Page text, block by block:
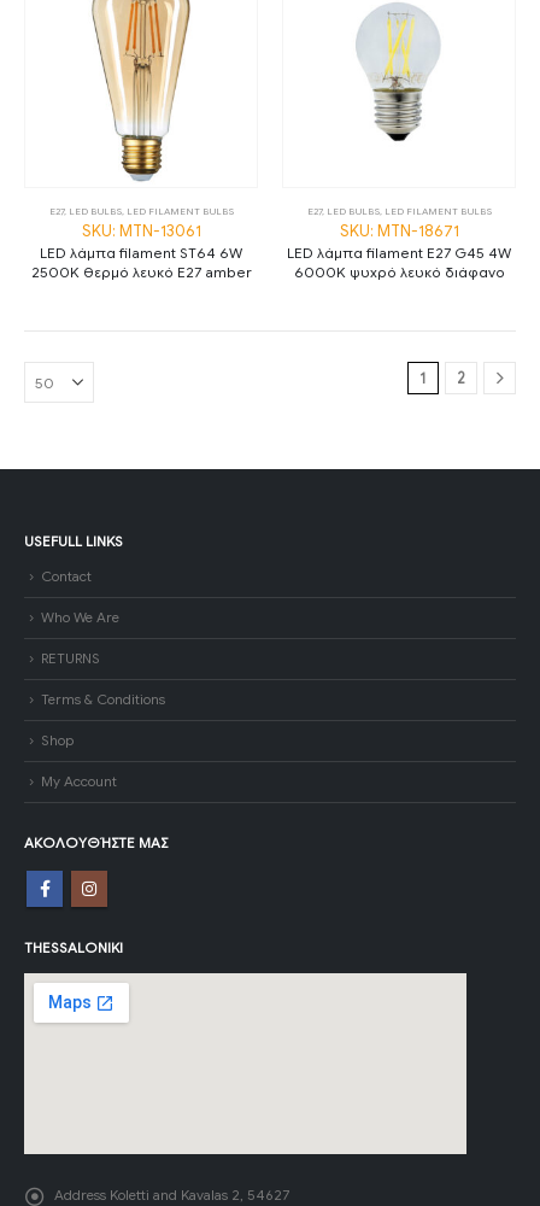
E27, LED BULBS, LED FILAMENT BULBS
SKU: MTN-13061
LED λάμπα filament ST64 6W
2500K θερμό λευκό E27 amber
E27, LED BULBS, LED FILAMENT BULBS
SKU: MTN-18671
LED λάμπα filament E27 G45 4W
6000K ψυχρό λευκό διάφανο
1 2
USEFULL LINKS
Contact
Who We Are
RETURNS
Terms & Conditions
Shop
My Account
ΑΚΟΛΟΥΘΉΣΤΕ ΜΑΣ
THESSALONIKI
Address Koletti and Kavalas 2, 54627